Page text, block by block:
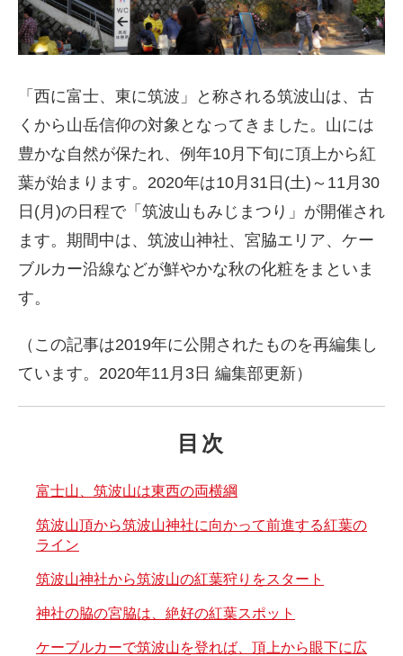
「西に富士、東に筑波」と称される筑波山は、古
くから山岳信仰の対象となってきました。山には
豊かな自然が保たれ、例年10月下旬に頂上から紅
葉が始まります。2020年は10月31日(土)～11月30
日(月)の日程で「筑波山もみじまつり」が開催され
ます。期間中は、筑波山神社、宮脇エリア、ケー
ブルカー沿線などが鮮やかな秋の化粧をまといま
す。
（この記事は2019年に公開されたものを再編集し
ています。2020年11月3日 編集部更新）
目次
富士山、筑波山は東西の両横綱
筑波山頂から筑波山神社に向かって前進する紅葉の
ライン
筑波山神社から筑波山の紅葉狩りをスタート
神社の脇の宮脇は、絶好の紅葉スポット
ケーブルカーで筑波山を登れば、頂上から眼下に広